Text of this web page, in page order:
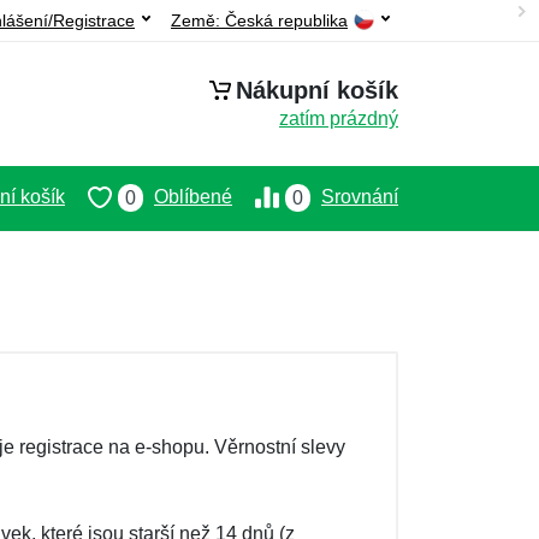
Země: Česká republika
Registrace
Nákupní košík
zatím prázdný
0 Srovnání
0 Oblíbené
košík
registrace na e-shopu. Věrnostní slevy
které jsou starší než 14 dnů (z